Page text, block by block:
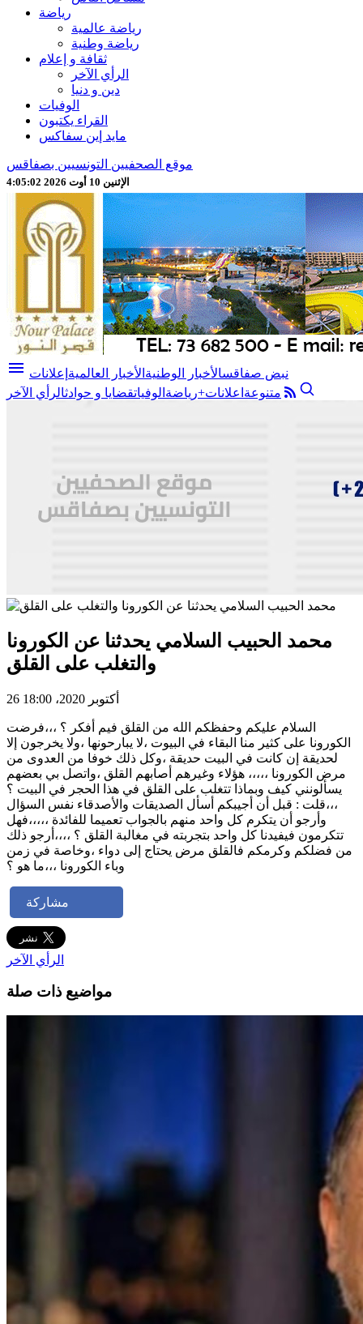
رياضة
رياضة عالمية
رياضة وطنية
ثقافة و إعلام
الرأي الآخر
دين و دنيا
الوفيات
القراء يكتبون
مايد إين سفاكس
موقع الصحفيين التونسيين بصفاقس
الإثنين 10 أوت 2026 4:05:04
menu نبض صفاقسالأخبار الوطنية الأخبار العالمية إعلانات
متنوعة اعلانات+رياضة الوفياتقضايا و حوادثالرأي الآخر
محمد الحبيب السلامي يحدثنا عن الكورونا
والتغلب على القلق
26 أكتوبر 2020، 18:00
السلام عليكم وحفظكم الله من القلق فيم أفكر ؟ ،،،فرضت
الكورونا على كثير منا البقاء في البيوت ،لا يبارحونها ،ولا يخرجون إلا
لحديقة إن كانت في البيت حديقة ،وكل ذلك خوفا من العدوى من
مرض الكورونا ،،،،، هؤلاء وغيرهم أصابهم القلق ،واتصل بي بعضهم
يسألونني كيف وبماذا تتغلب على القلق في هذا الحجر في البيت ؟
،،،قلت : قبل أن أجيبكم أسأل الصديقات والأصدقاء نفس السؤال
وأرجو أن يتكرم كل واحد منهم بالجواب تعميما للفائدة ،،،،،فهل
تتكرمون فيفيدنا كل واحد بتجربته في مغالبة القلق ؟ ،،،،أرجو ذلك
من فضلكم وكرمكم فالقلق مرض يحتاج إلى دواء ،وخاصة في زمن
وباء الكورونا ،،،ما هو ؟
مشاركة
الرأي الآخر
مواضيع ذات صلة